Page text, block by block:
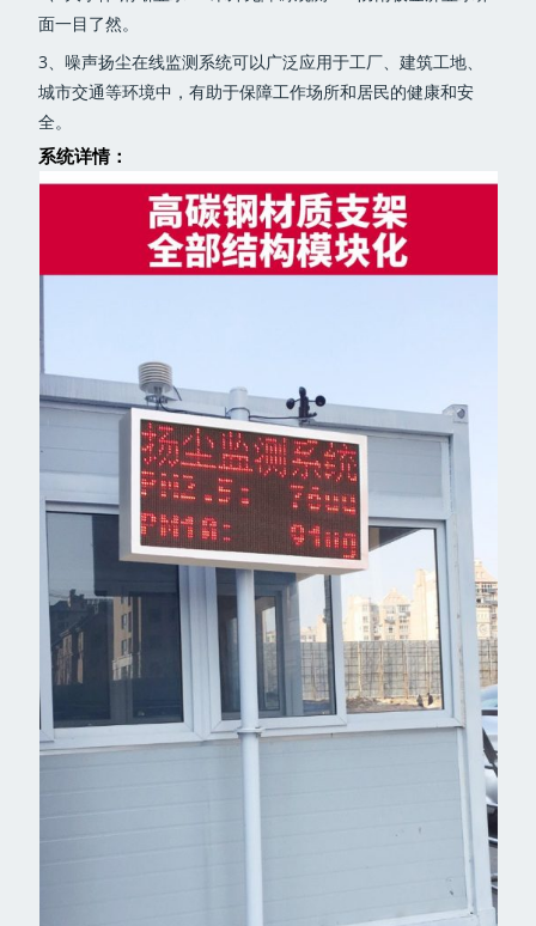
面一目了然。
3、噪声扬尘在线监测系统可以广泛应用于工厂、建筑工地、
城市交通等环境中，有助于保障工作场所和居民的健康和安
全。
系统详情：